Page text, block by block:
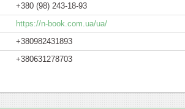
+380 (98) 243-18-93
https://n-book.com.ua/ua/
+380982431893
+380631278703